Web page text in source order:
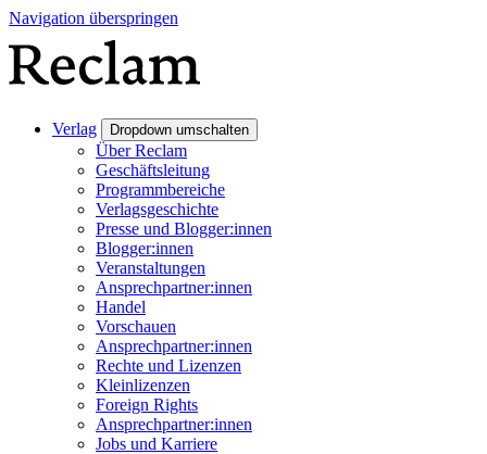
Navigation überspringen
Verlag Dropdown umschalten
Über Reclam
Geschäftsleitung
Programmbereiche
Verlagsgeschichte
Presse und Blogger:innen
Blogger:innen
Veranstaltungen
Ansprechpartner:innen
Handel
Vorschauen
Ansprechpartner:innen
Rechte und Lizenzen
Kleinlizenzen
Foreign Rights
Ansprechpartner:innen
Jobs und Karriere